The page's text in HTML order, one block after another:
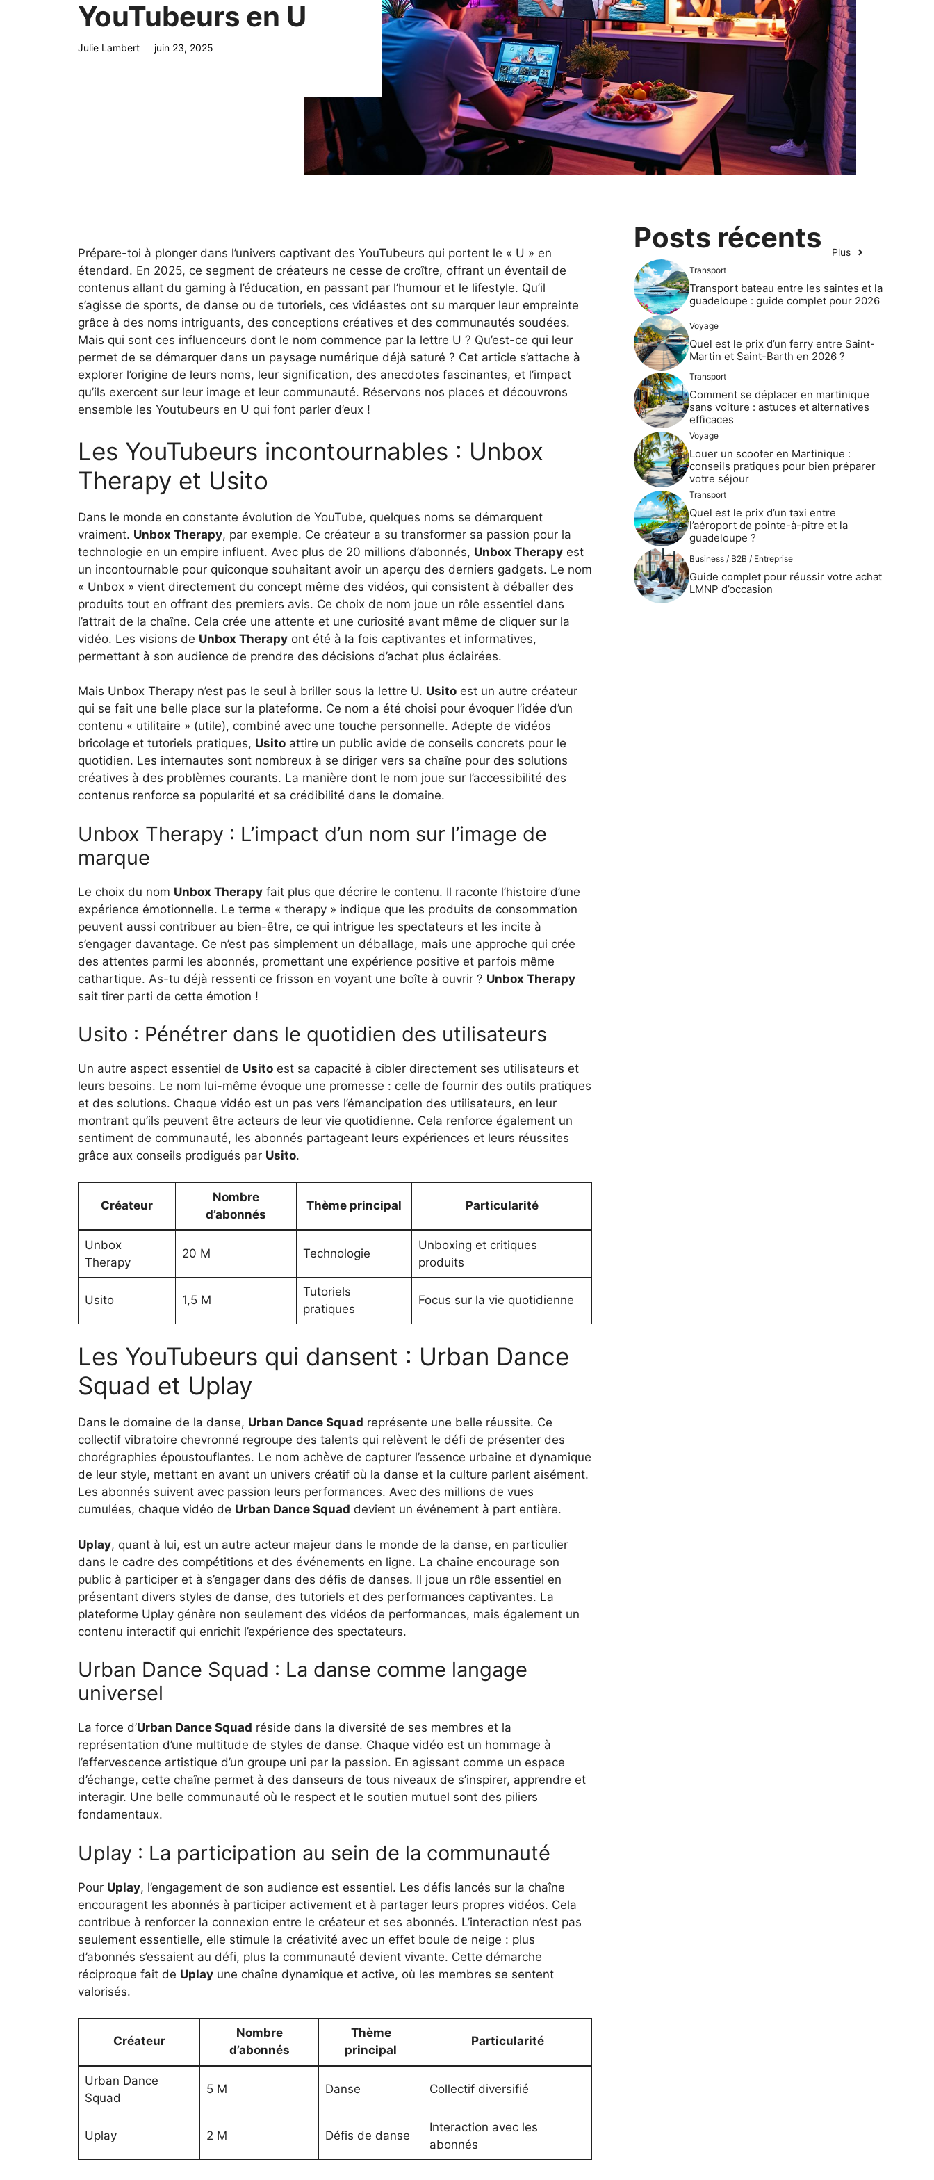
YouTubeurs en U
Julie Lambert juin 23, 2025
Prépare-toi à plonger dans l’univers captivant des YouTubeurs qui portent le « U » en
étendard. En 2025, ce segment de créateurs ne cesse de croître, offrant un éventail de
contenus allant du gaming à l’éducation, en passant par l’humour et le lifestyle. Qu’il
s’agisse de sports, de danse ou de tutoriels, ces vidéastes ont su marquer leur empreinte
grâce à des noms intriguants, des conceptions créatives et des communautés soudées.
Mais qui sont ces influenceurs dont le nom commence par la lettre U ? Qu’est-ce qui leur
permet de se démarquer dans un paysage numérique déjà saturé ? Cet article s’attache à
explorer l’origine de leurs noms, leur signification, des anecdotes fascinantes, et l’impact
qu’ils exercent sur leur image et leur communauté. Réservons nos places et découvrons
ensemble les Youtubeurs en U qui font parler d’eux !
Les YouTubeurs incontournables : Unbox
Therapy et Usito
Dans le monde en constante évolution de YouTube, quelques noms se démarquent
vraiment. Unbox Therapy, par exemple. Ce créateur a su transformer sa passion pour la
technologie en un empire influent. Avec plus de 20 millions d’abonnés, Unbox Therapy est
un incontournable pour quiconque souhaitant avoir un aperçu des derniers gadgets. Le nom
« Unbox » vient directement du concept même des vidéos, qui consistent à déballer des
produits tout en offrant des premiers avis. Ce choix de nom joue un rôle essentiel dans
l’attrait de la chaîne. Cela crée une attente et une curiosité avant même de cliquer sur la
vidéo. Les visions de Unbox Therapy ont été à la fois captivantes et informatives,
permettant à son audience de prendre des décisions d’achat plus éclairées.
Mais Unbox Therapy n’est pas le seul à briller sous la lettre U. Usito est un autre créateur
qui se fait une belle place sur la plateforme. Ce nom a été choisi pour évoquer l’idée d’un
contenu « utilitaire » (utile), combiné avec une touche personnelle. Adepte de vidéos
bricolage et tutoriels pratiques, Usito attire un public avide de conseils concrets pour le
quotidien. Les internautes sont nombreux à se diriger vers sa chaîne pour des solutions
créatives à des problèmes courants. La manière dont le nom joue sur l’accessibilité des
contenus renforce sa popularité et sa crédibilité dans le domaine.
Unbox Therapy : L’impact d’un nom sur l’image de
marque
Le choix du nom Unbox Therapy fait plus que décrire le contenu. Il raconte l’histoire d’une
expérience émotionnelle. Le terme « therapy » indique que les produits de consommation
peuvent aussi contribuer au bien-être, ce qui intrigue les spectateurs et les incite à
s’engager davantage. Ce n’est pas simplement un déballage, mais une approche qui crée
des attentes parmi les abonnés, promettant une expérience positive et parfois même
cathartique. As-tu déjà ressenti ce frisson en voyant une boîte à ouvrir ? Unbox Therapy
sait tirer parti de cette émotion !
Usito : Pénétrer dans le quotidien des utilisateurs
Un autre aspect essentiel de Usito est sa capacité à cibler directement ses utilisateurs et
leurs besoins. Le nom lui-même évoque une promesse : celle de fournir des outils pratiques
et des solutions. Chaque vidéo est un pas vers l’émancipation des utilisateurs, en leur
montrant qu’ils peuvent être acteurs de leur vie quotidienne. Cela renforce également un
sentiment de communauté, les abonnés partageant leurs expériences et leurs réussites
grâce aux conseils prodigués par Usito.
Créateur
Nombre
d’abonnés
Thème principal Particularité
Unbox
Therapy
20 M Technologie
Unboxing et critiques
produits
Usito 1,5 M
Tutoriels
pratiques
Focus sur la vie quotidienne
Les YouTubeurs qui dansent : Urban Dance
Squad et Uplay
Dans le domaine de la danse, Urban Dance Squad représente une belle réussite. Ce
collectif vibratoire chevronné regroupe des talents qui relèvent le défi de présenter des
chorégraphies époustouflantes. Le nom achève de capturer l’essence urbaine et dynamique
de leur style, mettant en avant un univers créatif où la danse et la culture parlent aisément.
Les abonnés suivent avec passion leurs performances. Avec des millions de vues
cumulées, chaque vidéo de Urban Dance Squad devient un événement à part entière.
Uplay, quant à lui, est un autre acteur majeur dans le monde de la danse, en particulier
dans le cadre des compétitions et des événements en ligne. La chaîne encourage son
public à participer et à s’engager dans des défis de danses. Il joue un rôle essentiel en
présentant divers styles de danse, des tutoriels et des performances captivantes. La
plateforme Uplay génère non seulement des vidéos de performances, mais également un
contenu interactif qui enrichit l’expérience des spectateurs.
Urban Dance Squad : La danse comme langage
universel
La force d’Urban Dance Squad réside dans la diversité de ses membres et la
représentation d’une multitude de styles de danse. Chaque vidéo est un hommage à
l’effervescence artistique d’un groupe uni par la passion. En agissant comme un espace
d’échange, cette chaîne permet à des danseurs de tous niveaux de s’inspirer, apprendre et
interagir. Une belle communauté où le respect et le soutien mutuel sont des piliers
fondamentaux.
Uplay : La participation au sein de la communauté
Pour Uplay, l’engagement de son audience est essentiel. Les défis lancés sur la chaîne
encouragent les abonnés à participer activement et à partager leurs propres vidéos. Cela
contribue à renforcer la connexion entre le créateur et ses abonnés. L’interaction n’est pas
seulement essentielle, elle stimule la créativité avec un effet boule de neige : plus
d’abonnés s’essaient au défi, plus la communauté devient vivante. Cette démarche
réciproque fait de Uplay une chaîne dynamique et active, où les membres se sentent
valorisés.
Créateur
Nombre
d’abonnés
Thème
principal
Particularité
Urban Dance
Squad
5 M Danse Collectif diversifié
Uplay 2 M Défis de danse
Interaction avec les
abonnés
Posts récents Plus
Transport
Transport bateau entre les saintes et la
guadeloupe : guide complet pour 2026
Voyage
Quel est le prix d’un ferry entre Saint-
Martin et Saint-Barth en 2026 ?
Transport
Comment se déplacer en martinique
sans voiture : astuces et alternatives
efficaces
Voyage
Louer un scooter en Martinique :
conseils pratiques pour bien préparer
votre séjour
Transport
Quel est le prix d’un taxi entre
l’aéroport de pointe-à-pitre et la
guadeloupe ?
Business / B2B / Entreprise
Guide complet pour réussir votre achat
LMNP d’occasion